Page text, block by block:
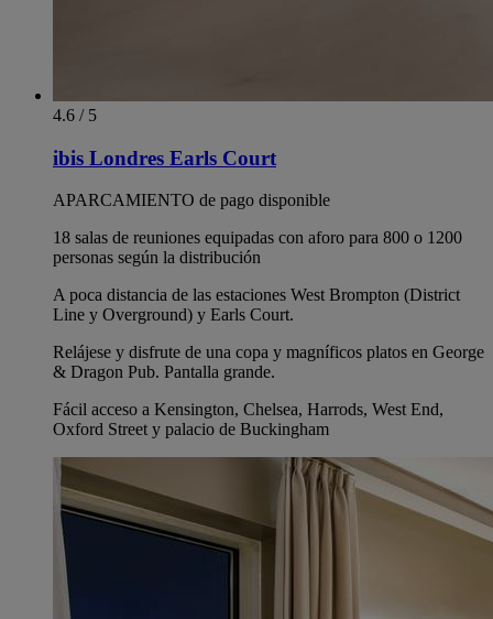
4.6 / 5
ibis Londres Earls Court
APARCAMIENTO de pago disponible
18 salas de reuniones equipadas con aforo para 800 o 1200
personas según la distribución
A poca distancia de las estaciones West Brompton (District
Line y Overground) y Earls Court.
Relájese y disfrute de una copa y magníficos platos en George
& Dragon Pub. Pantalla grande.
Fácil acceso a Kensington, Chelsea, Harrods, West End,
Oxford Street y palacio de Buckingham